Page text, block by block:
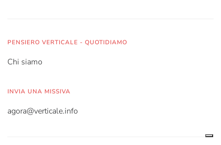
PENSIERO VERTICALE - QUOTIDIAMO
Chi siamo
INVIA UNA MISSIVA
agora@verticale.info